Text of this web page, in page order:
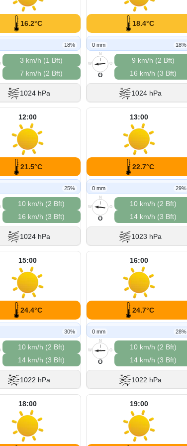
16.2°C
18%
3 km/h (1 Bft)
7 km/h (2 Bft)
1024 hPa
18.4°C
0 mm 18%
N
O
S
W
O
9 km/h (2 Bft)
16 km/h (3 Bft)
1024 hPa
12:00
21.5°C
25%
10 km/h (2 Bft)
16 km/h (3 Bft)
1024 hPa
13:00
22.7°C
0 mm 29%
N
O
S
W
O
10 km/h (2 Bft)
14 km/h (3 Bft)
1023 hPa
15:00
24.4°C
30%
10 km/h (2 Bft)
14 km/h (3 Bft)
1022 hPa
16:00
24.7°C
0 mm 28%
N
O
S
W
O
10 km/h (2 Bft)
14 km/h (3 Bft)
1022 hPa
18:00 19:00